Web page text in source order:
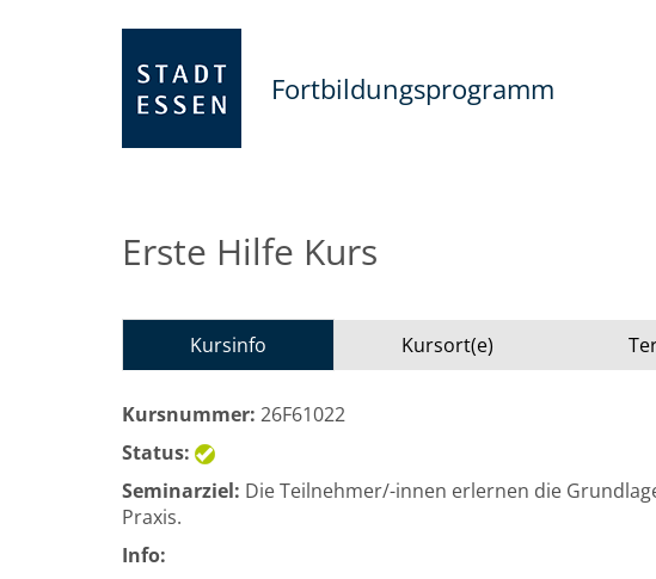
Fortbildungsprogramm
Erste Hilfe Kurs
Kursinfo Kursort(e)
Kursnummer: 26F61022
Status:
Seminarziel: Die Teilnehmer/-innen erlernen die
Praxis.
Info: